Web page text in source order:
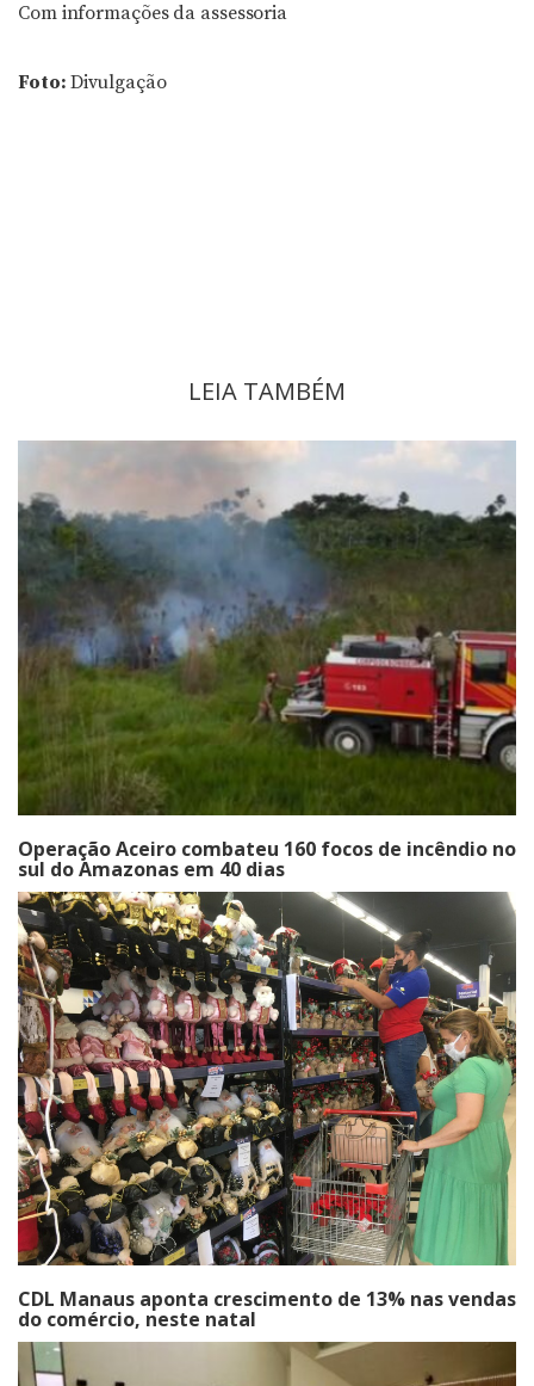
Com informações da assessoria
Foto: Divulgação
LEIA TAMBÉM
Operação Aceiro combateu 160 focos de incêndio no
sul do Amazonas em 40 dias
CDL Manaus aponta crescimento de 13% nas vendas
do comércio, neste natal